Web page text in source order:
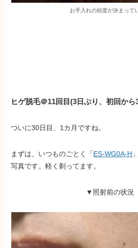
お手入れの頻度が決まって
ヒゲ脱毛＠11回目(3日ぶり、初回から
ついに30日目、1カ月ですね。
まずは、いつものごとく「ES-WG0A-H
写真です。軽く剃ってます。
▼照射前の状況